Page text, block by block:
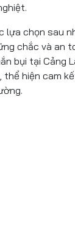
chọn sau
chắc và an
tại Cảng
thể hiện cam